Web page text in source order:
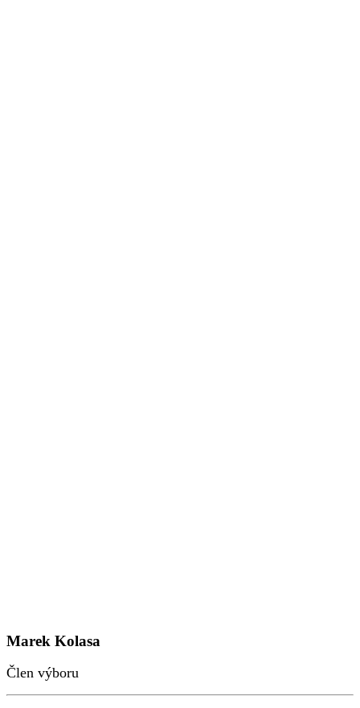
Marek Kolasa
Člen výboru